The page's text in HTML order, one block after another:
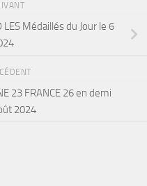
LES Médaillés du Jour le 6
23 FRANCE 26 en demi
2024